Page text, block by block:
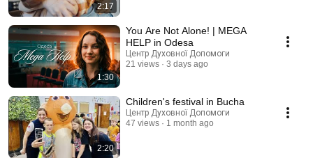
2:17
1:30
You Are Not Alone! | MEGA
HELP in Odesa
Центр Духовної Допомоги
21 views
3 days ago
2:20
Children's festival in Bucha
Центр Духовної Допомоги
47 views
1 month ago